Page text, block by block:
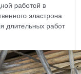
работой в
эластрона
длительных работ